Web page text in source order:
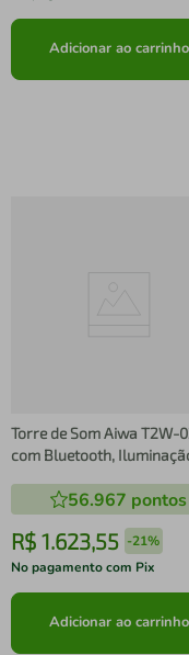
Adicionar ao carrinho
Torre de Som Aiwa T2W-
com Bluetooth,
RMS - Bivolt56.967 pontos
R$ 1.623,55 -21%
No pagamento com Pix
Adicionar ao carrinho